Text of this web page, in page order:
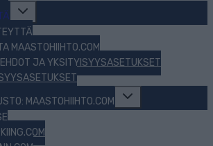
Toggle
child
menu
MAASTOHIIHTO.COM
JA YKSITYISYYSASETUKSET
MAASTOHIIHTO.COM
Toggle
menu